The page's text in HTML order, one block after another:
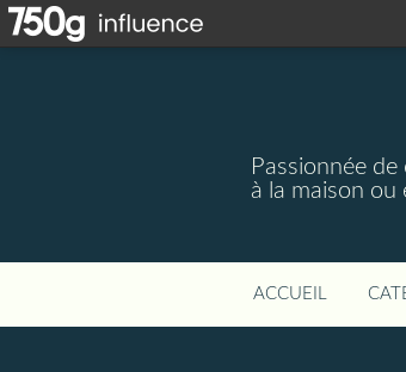
Passionnée
à la maison ou
ACCUEIL